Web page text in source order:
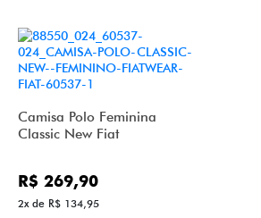
Camisa Polo Feminina
Classic New Fiat
R$ 269,90
2x de R$ 134,95